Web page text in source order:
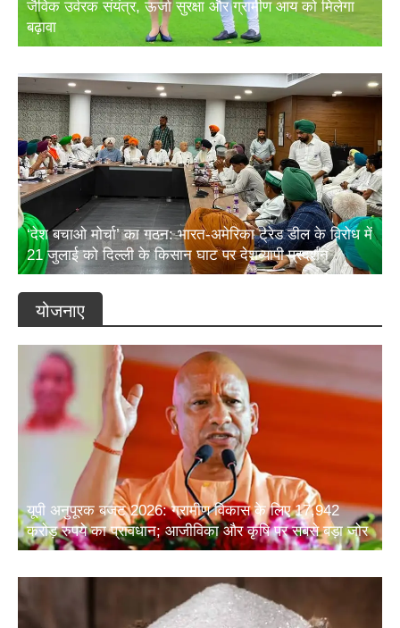
जैविक उर्वरक संयंत्र, ऊर्जा सुरक्षा और ग्रामीण आय को मिलेगा
बढ़ावा
‘देश बचाओ मोर्चा’ का गठन: भारत-अमेरिका ट्रेड डील के विरोध में
21 जुलाई को दिल्ली के किसान घाट पर देशव्यापी प्रदर्शन
योजनाए
यूपी अनुपूरक बजट 2026: ग्रामीण विकास के लिए 17,942
करोड़ रुपये का प्रावधान; आजीविका और कृषि पर सबसे बड़ा जोर